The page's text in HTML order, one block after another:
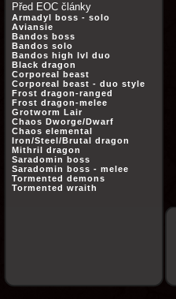
Před EOC články
Armadyl boss - solo
Aviansie
Bandos boss
Bandos solo
Bandos high lvl duo
Black dragon
Corporeal beast
Corporeal beast - duo style
Frost dragon-ranged
Frost dragon-melee
Grotworm Lair
Chaos Dworge/Dwarf
Chaos elemental
Iron/Steel/Brutal dragon
Mithril dragon
Saradomin boss
Saradomin boss - melee
Tormented demons
Tormented wraith